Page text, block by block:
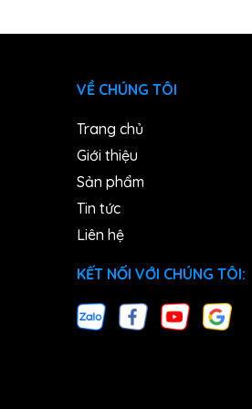
VỀ CHÚNG TÔI
Trang chủ
Giới thiệu
Sản phẩm
Tin tức
Liên hệ
KẾT NỐI VỚI CHÚNG TÔI: